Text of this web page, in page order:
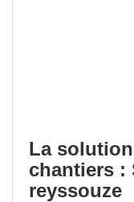
La
chantiers :
reyssouze